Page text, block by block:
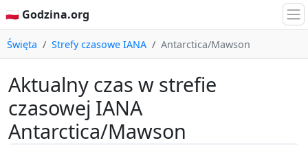
🇵🇱 Godzina.org
Święta Strefy czasowe IANA Antarctica/Mawson
Aktualny czas w strefie
czasowej IANA
Antarctica/Mawson